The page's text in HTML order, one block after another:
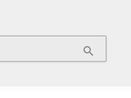
search